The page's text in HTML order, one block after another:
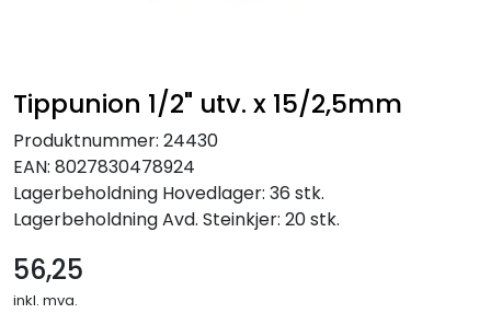
Tippunion 1/2" utv. x 15/2,5mm
Produktnummer: 24430
EAN: 8027830478924
Lagerbeholdning Hovedlager: 36 stk.
LagerbeholdningAvd. Steinkjer: 20 stk.
56,25
inkl. mva.